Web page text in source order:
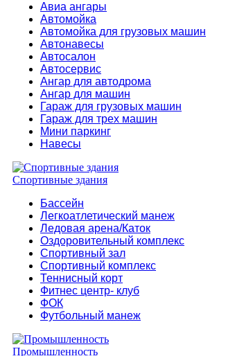
Авиа ангары
Автомойка
Автомойка для грузовых машин
Автонавесы
Автосалон
Автосервис
Ангар для автодрома
Ангар для машин
Гараж для грузовых машин
Гараж для трех машин
Мини паркинг
Навесы
Спортивные здания
Бассейн
Легкоатлетический манеж
Ледовая арена/Каток
Оздоровительный комплекс
Спортивный зал
Спортивный комплекс
Теннисный корт
Фитнес центр- клуб
ФОК
Футбольный манеж
Промышленность